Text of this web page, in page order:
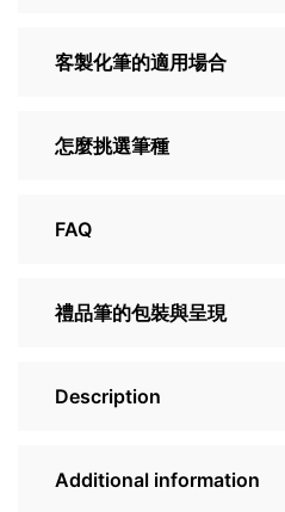
客製化筆的適用場合
怎麼挑選筆種
FAQ
禮品筆的包裝與呈現
Description
Additional information